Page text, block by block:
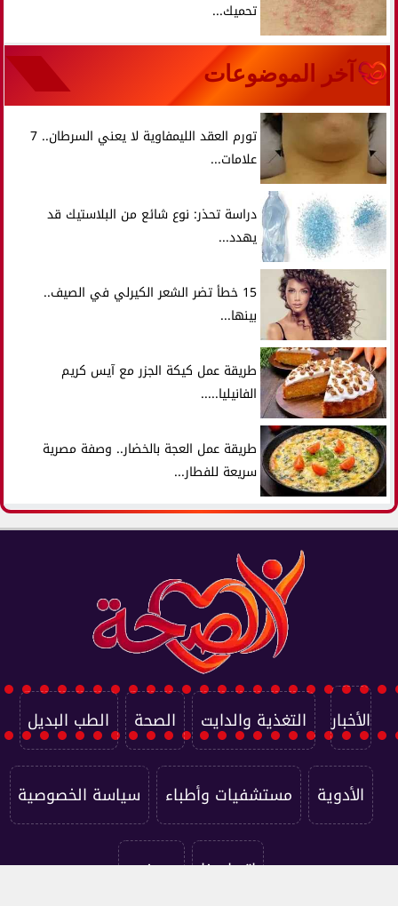
تحميك...
آخر الموضوعات
تورم العقد الليمفاوية لا يعني السرطان.. 7
علامات...
دراسة تحذر: نوع شائع من البلاستيك قد
يهدد...
15 خطأ تضر الشعر الكيرلي في الصيف..
بينها...
طريقة عمل كيكة الجزر مع آيس كريم
الفانيليا.....
طريقة عمل العجة بالخضار.. وصفة مصرية
سريعة للفطار...
الأخبار التغذية والدايت الصحة الطب البديل
الأدوية مستشفيات وأطباء سياسة الخصوصية
اتصل بنا من نحن